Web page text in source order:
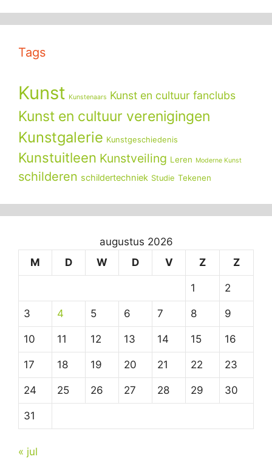
Tags
Kunst Kunstenaars Kunst en cultuur fanclubs
Kunst en cultuur verenigingen
Kunstgalerie Kunstgeschiedenis
Kunstuitleen Kunstveiling Leren Moderne Kunst
schilderen schildertechniek Studie Tekenen
augustus 2026
M
D W D V Z Z
1 2
3 4 5 6 7 8 9
10 11 12 13 14 15 16
17 18 19 20 21 22 23
24 25 26 27 28 29 30
31
« jul